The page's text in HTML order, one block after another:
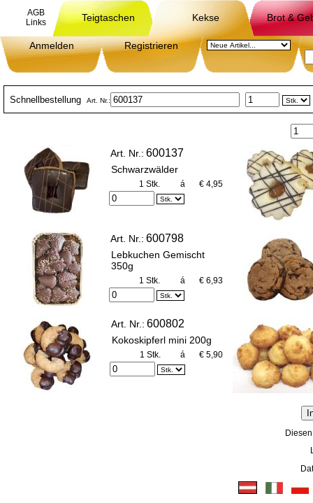
AGB
Links
Teigtaschen Kekse Brot &
Anmelden Registrieren
Schnellbestellung Art. Nr.:
Art. Nr.: 600137
Schwarzwälder
1 Stk. á € 4,95
Art. Nr.: 600798
Lebkuchen Gemischt
350g
1 Stk. á € 6,93
Art. Nr.: 600802
Kokoskipferl mini 200g
1 Stk. á € 5,90